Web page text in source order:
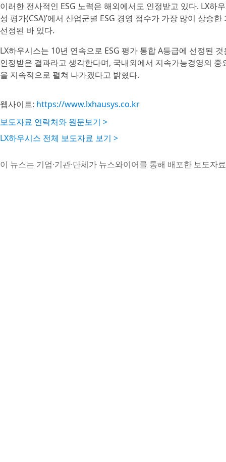
이러한 전사적인 ESG 노력은 해외에서도 인정받고 있다. LX하
성 평가(CSA)’에서 산업군별 ESG 경영 점수가 가장 많이 상승
선정된 바 있다.
LX하우시스는 10년 연속으로 ESG 평가 통합 A등급에 선정된
인정받은 결과라고 생각한다며, 국내외에서 지속가능경영의
을 지속적으로 펼쳐 나가겠다고 밝혔다.
웹사이트: https://www.lxhausys.co.kr
보도자료 연락처와 원문보기 >
LX하우시스 전체 보도자료 보기 >
이 뉴스는 기업·기관·단체가 뉴스와이어를 통해 배포한 보도자